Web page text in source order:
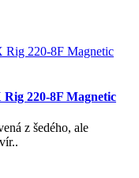
220-8F Magnetic
z šedého, ale